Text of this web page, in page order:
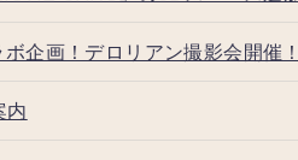
企画！デロリアン撮影会開催
内